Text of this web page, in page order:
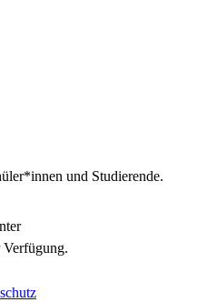
und Studierende.
Verfügung.